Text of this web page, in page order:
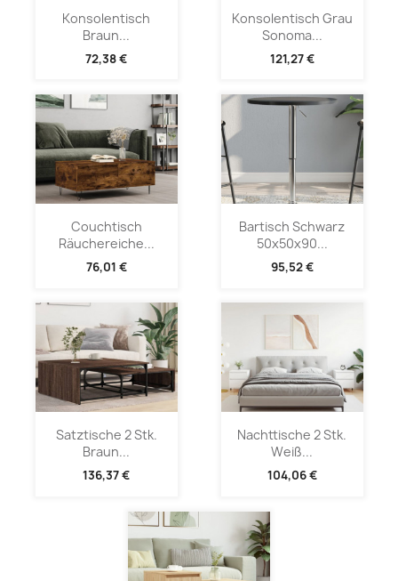
Konsolentisch
Braun...
72,38 €
Konsolentisch Grau
Sonoma...
121,27 €
Couchtisch
Räuchereiche...
76,01 €
Bartisch Schwarz
50x50x90...
95,52 €
Satztische 2 Stk.
Braun...
136,37 €
Nachttische 2 Stk.
Weiß...
104,06 €